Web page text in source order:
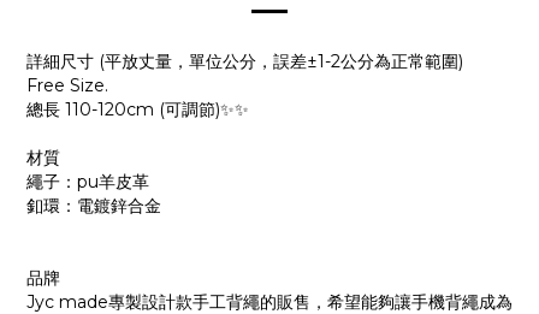
詳細尺寸 (平放丈量，單位公分，誤差±1-2公分為正常範圍)
Free Size.
總長 110-120cm (可調節)✨✨
材質
繩子：pu羊皮革
釦環：電鍍鋅合金
品牌
Jyc made專製設計款手工背繩的販售，希望能夠讓手機背繩成為